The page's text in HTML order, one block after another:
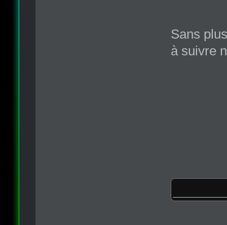
Sans
à suivre